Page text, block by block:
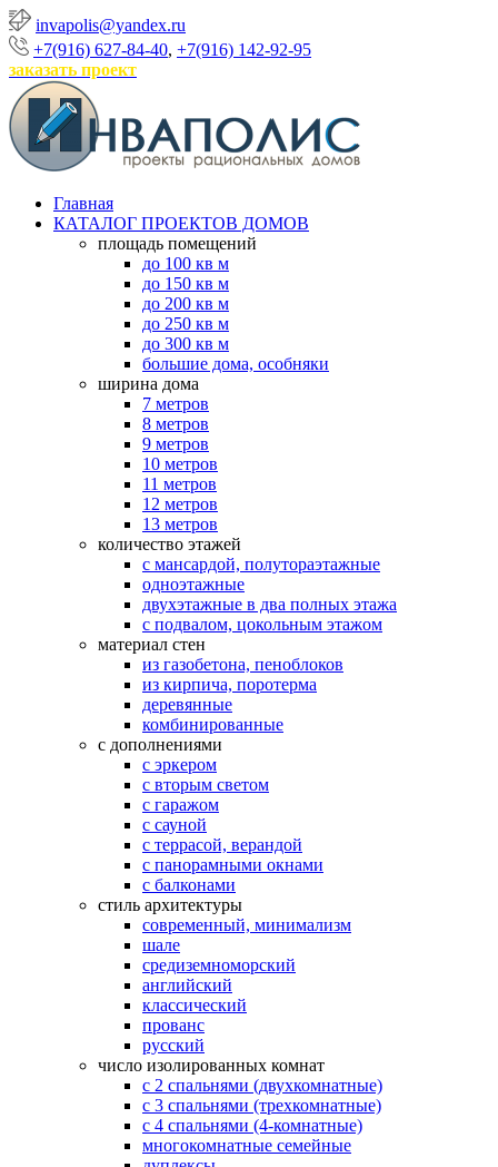
invapolis@yandex.ru
+7(916) 627-84-40, +7(916) 142-92-95
заказать проект
Главная
КАТАЛОГ ПРОЕКТОВ ДОМОВ
площадь помещений
до 100 кв м
до 150 кв м
до 200 кв м
до 250 кв м
до 300 кв м
большие дома, особняки
ширина дома
7 метров
8 метров
9 метров
10 метров
11 метров
12 метров
13 метров
количество этажей
с мансардой, полутораэтажные
одноэтажные
двухэтажные в два полных этажа
с подвалом, цокольным этажом
материал стен
из газобетона, пеноблоков
из кирпича, поротерма
деревянные
комбинированные
с дополнениями
с эркером
с вторым светом
с гаражом
с сауной
с террасой, верандой
с панорамными окнами
с балконами
стиль архитектуры
современный, минимализм
шале
средиземноморский
английский
классический
прованс
русский
число изолированных комнат
с 2 спальнями (двухкомнатные)
с 3 спальнями (трехкомнатные)
с 4 спальнями (4-комнатные)
многокомнатные семейные